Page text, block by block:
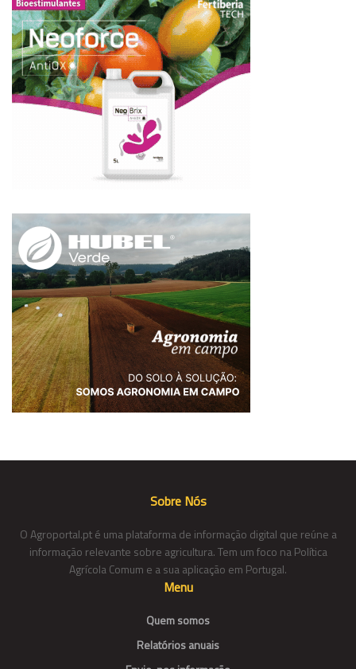
Sobre Nós
O Agroportal.pt é uma plataforma de informação digital que reúne a
informação relevante sobre agricultura. Tem um foco na Política
Agrícola Comum e a sua aplicação em Portugal.
Menu
Quem somos
Relatórios anuais